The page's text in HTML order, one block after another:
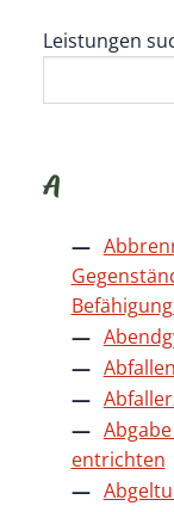
Leistungen
A
entrichten